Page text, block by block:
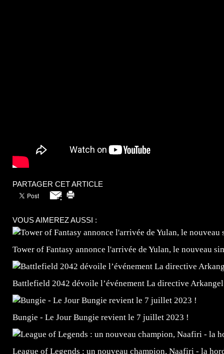
PARTAGER CET ARTICLE
VOUS AIMEREZ AUSSI :
Tower of Fantasy annonce l'arrivée de Yulan, le nouveau
Battlefield 2042 dévoile l’événement La directive Arkangel
Bungie - Le Jour Bungie revient le 7 juillet 2023 !
League of Legends : un nouveau champion, Naafiri - la